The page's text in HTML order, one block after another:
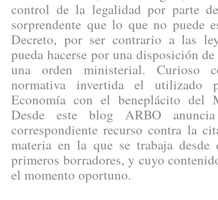
control de la legalidad por parte
sorprendente que lo que no puede
Decreto, por ser contrario a las
pueda hacerse por una disposición
una orden ministerial. Curioso
normativa invertida el
Economía con el beneplácito del
Desde este blog ARBO
correspondiente recurso contra la
materia en la que se trabaja
primeros borradores, y cuyo
el momento oportuno.